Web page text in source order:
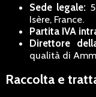
Sede legale:
Isère, France.
Partita IVA
Direttore
qualità di
Raccolta e